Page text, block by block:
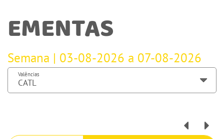
EMENTAS
Semana | 03-08-2026 a 07-08-2026
Valências